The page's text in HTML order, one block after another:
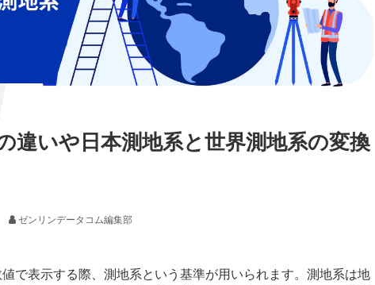
違いや日本測地系と世界測地系の変換
ゼンリンデータコム編集部
で表示する際、測地系という基準が用いられます。測地系は地